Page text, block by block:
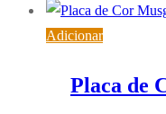
Adicionar
Placa de